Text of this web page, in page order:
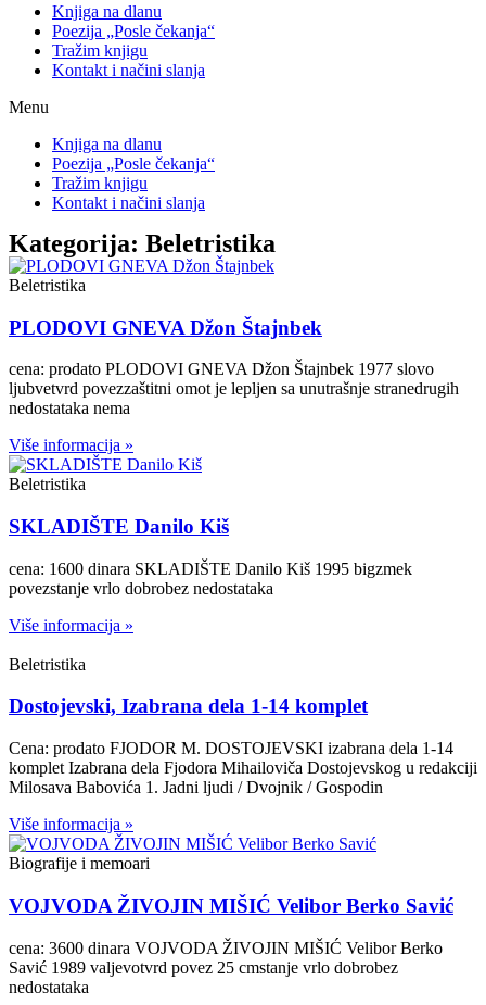
Knjiga na dlanu
Poezija „Posle čekanja“
Tražim knjigu
Kontakt i načini slanja
Menu
Knjiga na dlanu
Poezija „Posle čekanja“
Tražim knjigu
Kontakt i načini slanja
Kategorija: Beletristika
Beletristika
PLODOVI GNEVA Džon Štajnbek
cena: prodato PLODOVI GNEVA Džon Štajnbek 1977 slovo
ljubvetvrd povezzaštitni omot je lepljen sa unutrašnje stranedrugih
nedostataka nema
Više informacija »
Beletristika
SKLADIŠTE Danilo Kiš
cena: 1600 dinara SKLADIŠTE Danilo Kiš 1995 bigzmek
povezstanje vrlo dobrobez nedostataka
Više informacija »
Beletristika
Dostojevski, Izabrana dela 1-14 komplet
Cena: prodato FJODOR M. DOSTOJEVSKI izabrana dela 1-14
komplet Izabrana dela Fjodora Mihailoviča Dostojevskog u redakciji
Milosava Babovića 1. Jadni ljudi / Dvojnik / Gospodin
Više informacija »
Biografije i memoari
VOJVODA ŽIVOJIN MIŠIĆ Velibor Berko Savić
cena: 3600 dinara VOJVODA ŽIVOJIN MIŠIĆ Velibor Berko
Savić 1989 valjevotvrd povez 25 cmstanje vrlo dobrobez
nedostataka